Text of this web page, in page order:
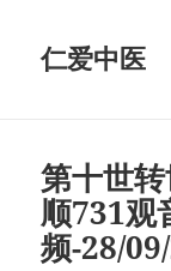
仁爱中医
第十世
顺731观
频-28/